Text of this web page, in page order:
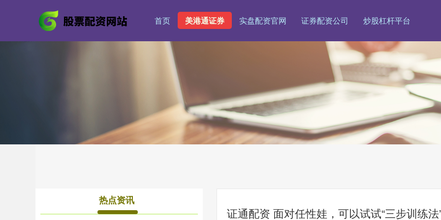
首页 美港通证券 实盘配资官网 证券配资公司 炒股杠杆平台
证通配资 面对任性娃，可以试试“三步训练法
热点资讯